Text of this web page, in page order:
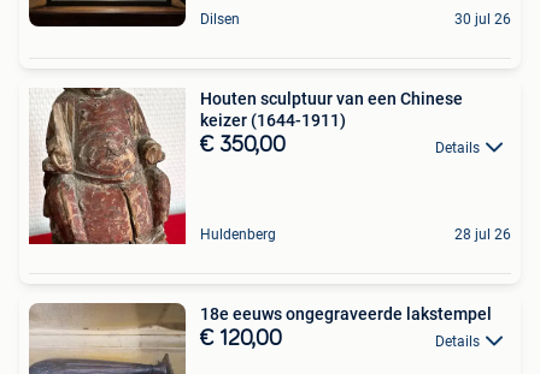
Dilsen 30 jul 26
Houten sculptuur van een Chinese
keizer (1644-1911)
€ 350,00 Details
Huldenberg 28 jul 26
18e eeuws ongegraveerde lakstempel
€ 120,00 Details